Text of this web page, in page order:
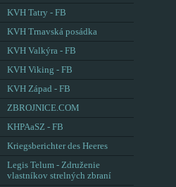
KVH Tatry - FB
KVH Trnavská posádka
KVH Valkýra - FB
KVH Viking - FB
KVH Západ - FB
ZBROJNICE.COM
KHPAaSZ - FB
Kriegsberichter des Heeres
Legis Telum - Združenie
vlastníkov strelných zbraní